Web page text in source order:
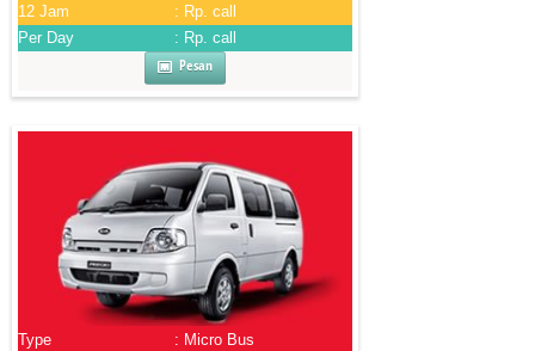
12 Jam
: Rp. call
Per Day
: Rp. call
Pesan
Type : Micro Bus